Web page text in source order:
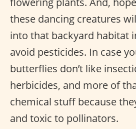
these dancing creatures
into that backyard habitat
avoid pesticides. In case
butterflies don’t like
herbicides, and more of
chemical stuff because
and toxic to pollinators.